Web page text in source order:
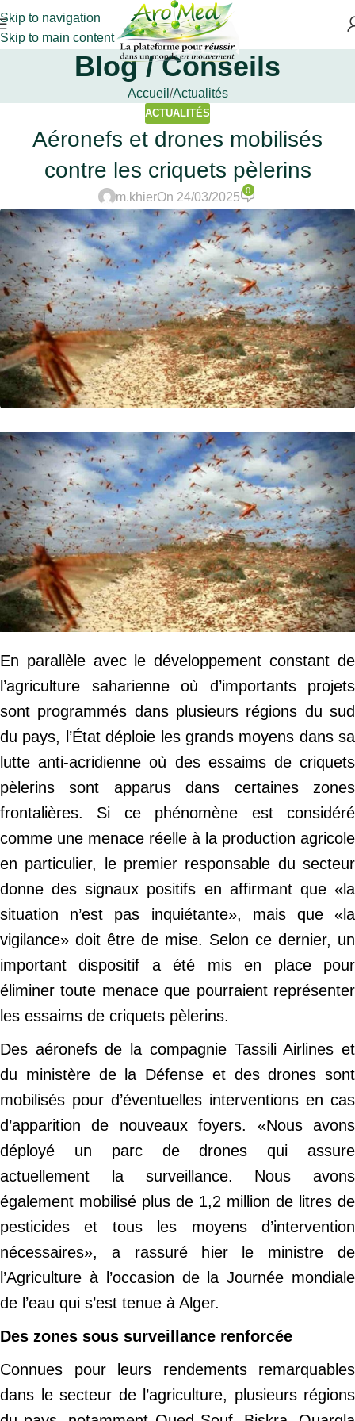
Skip to navigation
Skip to main content
Blog / Conseils
Accueil Actualités
ACTUALITÉS
Aéronefs et drones mobilisés
contre les criquets pèlerins
m.khierOn 24/03/2025
0
En parallèle avec le développement constant de
l’agriculture saharienne où d’importants projets
sont programmés dans plusieurs régions du sud
du pays, l’État déploie les grands moyens dans sa
lutte anti-acridienne où des essaims de criquets
pèlerins sont apparus dans certaines zones
frontalières. Si ce phénomène est considéré
comme une menace réelle à la production agricole
en particulier, le premier responsable du secteur
donne des signaux positifs en affirmant que «la
situation n’est pas inquiétante», mais que «la
vigilance» doit être de mise. Selon ce dernier, un
important dispositif a été mis en place pour
éliminer toute menace que pourraient représenter
les essaims de criquets pèlerins.
Des aéronefs de la compagnie Tassili Airlines et
du ministère de la Défense et des drones sont
mobilisés pour d’éventuelles interventions en cas
d’apparition de nouveaux foyers. «Nous avons
déployé un parc de drones qui assure
actuellement la surveillance. Nous avons
également mobilisé plus de 1,2 million de litres de
pesticides et tous les moyens d’intervention
nécessaires», a rassuré hier le ministre de
l’Agriculture à l’occasion de la Journée mondiale
de l’eau qui s’est tenue à Alger.
Des zones sous surveillance renforcée
Connues pour leurs rendements remarquables
dans le secteur de l’agriculture, plusieurs régions